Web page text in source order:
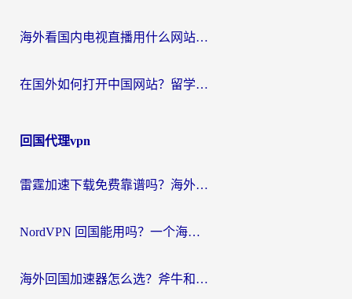
海外看国内电视直播用什么网站比较好？一篇解决你所有追剧难题的实用指南
在国外如何打开中国网站？留学生与海外华人的无缝访问指南
回国代理vpn
雷霆加速下载免费靠谱吗？海外党选回国加速器的避坑指南（附热门工具对比）
NordVPN 回国能用吗？一个海外用户必须面对的真实困境
海外回国加速器怎么选？斧牛和海龟哪个好？一篇帮你避开坑的实用指南